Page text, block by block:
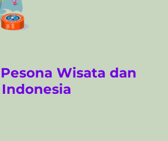
Wisata dan